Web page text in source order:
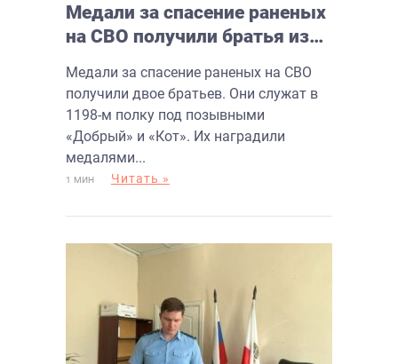
Медали за спасение раненых
на СВО получили братья из
Медали за спасение раненых на СВО
получили двое братьев. Они служат в
1198-м полку под позывными
«Добрый» и «Кот». Их наградили
медалями...
1 МИН Читать »